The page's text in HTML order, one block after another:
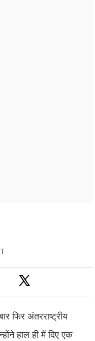
फिर अंतरराष्ट्रीय
हाल ही में दिए एक